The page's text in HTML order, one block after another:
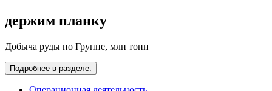
держим планку
Добыча руды по Группе, млн тонн
Подробнее в разделе: